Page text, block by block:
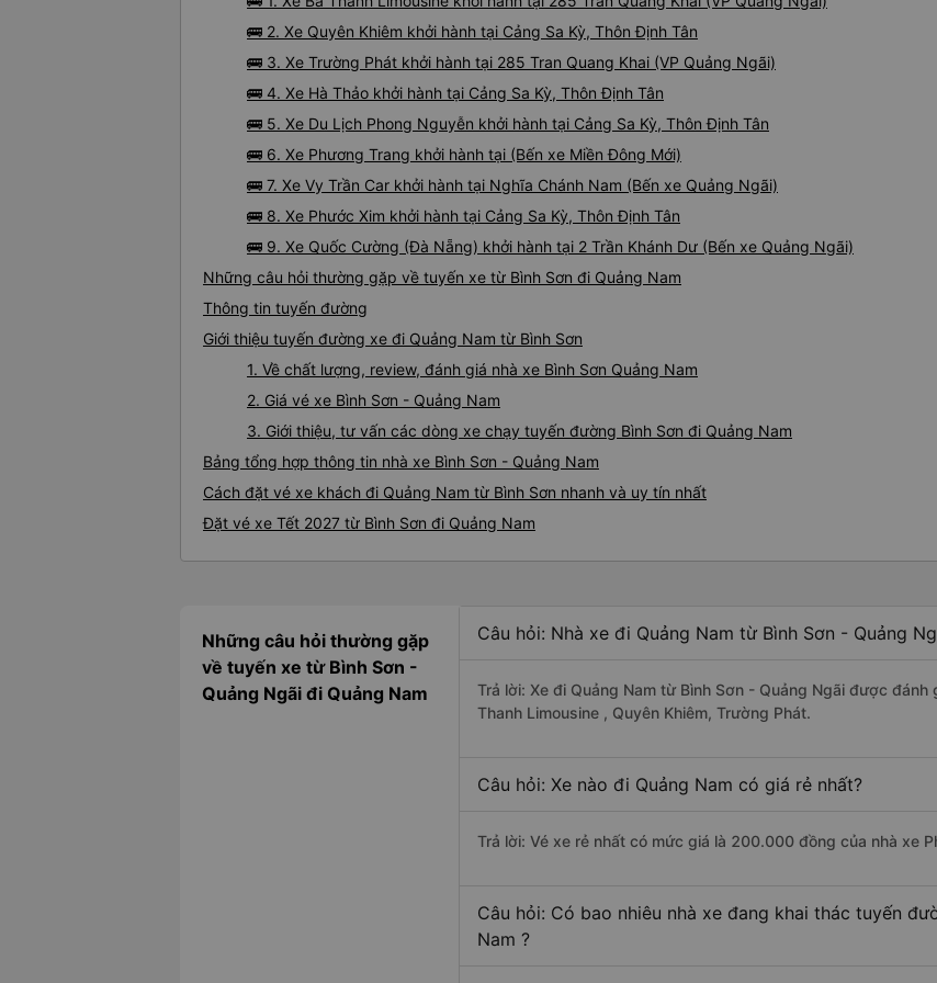
🚌 2. Xe Quyên Khiêm khởi hành tại Cảng Sa Kỳ, Thôn Định Tân
🚌 3. Xe Trường Phát khởi hành tại 285 Tran Quang Khai (VP Quảng Ngãi)
🚌 4. Xe Hà Thảo khởi hành tại Cảng Sa Kỳ, Thôn Định Tân
🚌 5. Xe Du Lịch Phong Nguyễn khởi hành tại Cảng Sa Kỳ, Thôn Định Tân
🚌 6. Xe Phương Trang khởi hành tại (Bến xe Miền Đông Mới)
🚌 7. Xe Vy Trần Car khởi hành tại Nghĩa Chánh Nam (Bến xe Quảng Ngãi)
🚌 8. Xe Phước Xim khởi hành tại Cảng Sa Kỳ, Thôn Định Tân
🚌 9. Xe Quốc Cường (Đà Nẵng) khởi hành tại 2 Trần Khánh Dư (Bến xe Quảng Ngãi)
Những câu hỏi thường gặp về tuyến xe từ Bình Sơn đi Quảng Nam
Thông tin tuyến đường
Giới thiệu tuyến đường xe đi Quảng Nam từ Bình Sơn
1. Về chất lượng, review, đánh giá nhà xe Bình Sơn Quảng Nam
2. Giá vé xe Bình Sơn - Quảng Nam
3. Giới thiệu, tư vấn các dòng xe chạy tuyến đường Bình Sơn đi Quảng Nam
Bảng tổng hợp thông tin nhà xe Bình Sơn - Quảng Nam
Cách đặt vé xe khách đi Quảng Nam từ Bình Sơn nhanh và uy tín nhất
Đặt vé xe Tết 2027 từ Bình Sơn đi Quảng Nam
Những câu hỏi thường gặp
về tuyến xe từ Bình Sơn -
Quảng Ngãi đi Quảng Nam
Câu hỏi: Nhà xe đi Quảng Nam từ Bình Sơn - Quảng
Trả lời: Xe đi Quảng Nam từ Bình Sơn - Quảng Ngãi được
Thanh Limousine , Quyên Khiêm, Trường Phát.
Câu hỏi: Xe nào đi Quảng Nam có giá rẻ nhất?
Trả lời: Vé xe rẻ nhất có mức giá là 200.000 đồng của nhà xe
Câu hỏi: Có bao nhiêu nhà xe đang khai thác tuyến
Nam ?